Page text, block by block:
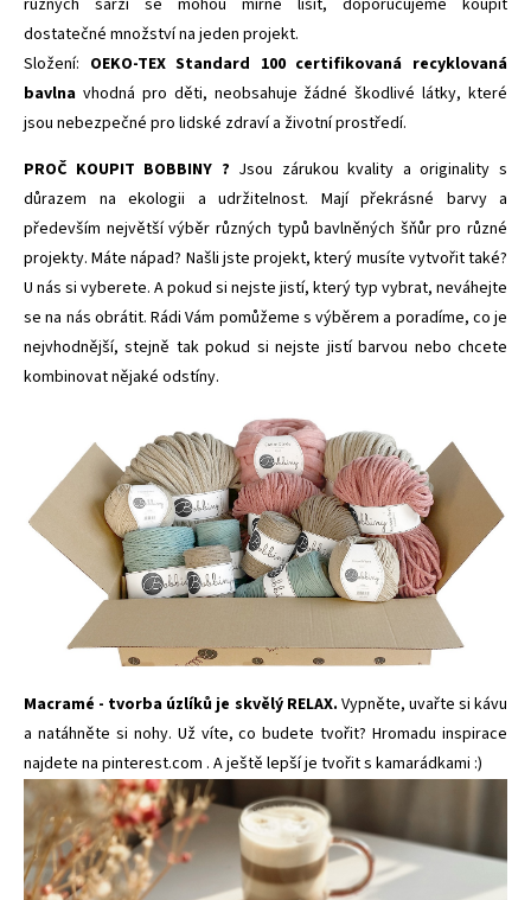
různých šarží se mohou mírně lišit, doporučujeme koupit
dostatečné množství na jeden projekt.
Složení: OEKO-TEX Standard 100 certifikovaná recyklovaná
bavlna vhodná pro děti, neobsahuje žádné škodlivé látky, které
jsou nebezpečné pro lidské zdraví a životní prostředí.
PROČ KOUPIT BOBBINY ? Jsou zárukou kvality a originality s
důrazem na ekologii a udržitelnost. Mají překrásné barvy a
především největší výběr různých typů bavlněných šňůr pro různé
projekty. Máte nápad? Našli jste projekt, který musíte vytvořit také?
U nás si vyberete. A pokud si nejste jistí, který typ vybrat, neváhejte
se na nás obrátit. Rádi Vám pomůžeme s výběrem a poradíme, co je
nejvhodnější, stejně tak pokud si nejste jistí barvou nebo chcete
kombinovat nějaké odstíny.
Macramé - tvorba úzlíků je skvělý RELAX. Vypněte, uvařte si kávu
a natáhněte si nohy. Už víte, co budete tvořit? Hromadu inspirace
najdete na pinterest.com . A ještě lepší je tvořit s kamarádkami :)